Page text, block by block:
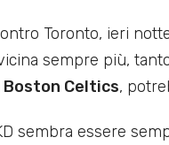
Toronto, ieri
sempre più,
Boston Celtics,
sembra essere